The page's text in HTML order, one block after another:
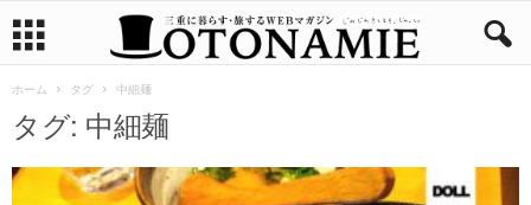
ホーム タグ 中細麺
タグ: 中細麺